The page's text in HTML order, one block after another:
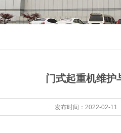
门式起重机维护
发布时间：2022-02-